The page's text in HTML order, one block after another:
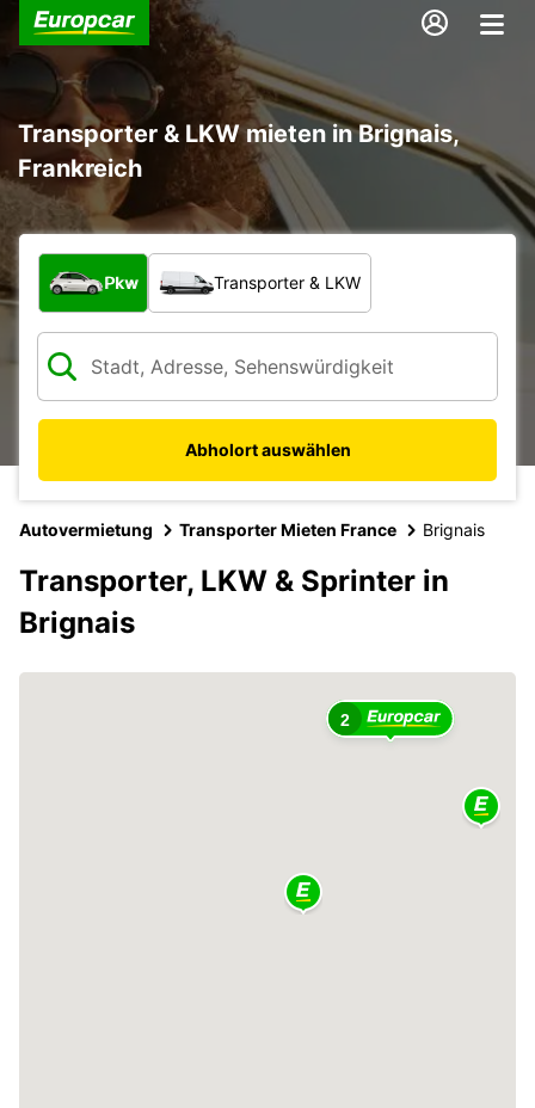
Transporter & LKW mieten in Brignais,
Frankreich
Welche Art von Fahrzeug?
Pkw Transporter & LKW
Abholort auswählen
Autovermietung Transporter Mieten France Brignais
Transporter, LKW & Sprinter in
Brignais
2